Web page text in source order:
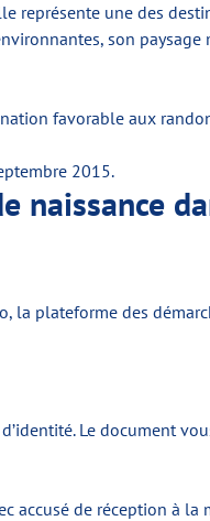
représente une des
son
favorable aux
2015.
naissance
la plateforme des
Le document
accusé de réception à la